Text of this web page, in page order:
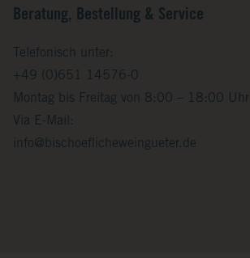
Beratung, Bestellung & Service
Telefonisch unter:
+49 (0)651 14576-0
Montag bis Freitag von 8:00 – 18:00 Uhr
Via E-Mail:
info@bischoeflicheweingueter.de